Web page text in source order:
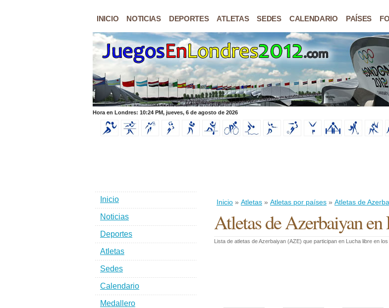
INICIO NOTICIAS DEPORTES ATLETAS SEDES CALENDARIO PAÍSES
Hora en Londres: 10:24 PM, jueves, 6 de agosto de 2026
Inicio » Atletas » Atletas por países » Atletas de
Atletas de Azerbaiyan
Lista de atletas de Azerbaiyan (AZE) que participan en Lucha libre en
Inicio
Noticias
Deportes
Atletas
Sedes
Calendario
Medallero